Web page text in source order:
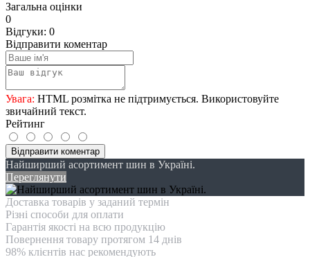
Загальна оцінки
0
Відгуки: 0
Відправити коментар
Увага: HTML розмітка не підтримується. Використовуйте
звичайний текст.
Рейтинг
Відправити коментар
Найширший асортимент шин в Україні.
Переглянути
Доставка товарів у заданий термін
Різні способи для оплати
Гарантія якості на всю продукцію
Повернення товару протягом 14 днів
98% клієнтів нас рекомендують